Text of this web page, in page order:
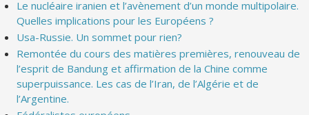
Le nucléaire iranien et l’avènement d’un monde multipolaire.
Quelles implications pour les Européens ?
Usa-Russie. Un sommet pour rien?
Remontée du cours des matières premières, renouveau de
l’esprit de Bandung et affirmation de la Chine comme
superpuissance. Les cas de l’Iran, de l’Algérie et de
l’Argentine.